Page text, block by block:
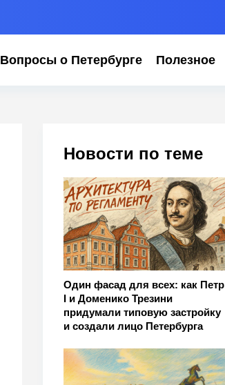
Вопросы о Петербурге Полезное
Новости по теме
Один фасад для всех: как Петр
I и Доменико Трезини
придумали типовую застройку
и создали лицо Петербурга